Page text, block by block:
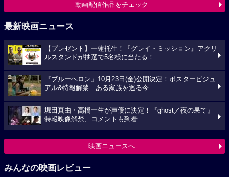
動画配信作品をチェック
最新映画ニュース
【プレゼント】一蓮托生！『グレイ・ミッション』アクリ
ルスタンドが抽選で5名様に当たる！
『ブルーヘロン』10月23日(金)公開決定！ポスタービジュ
アル&特報解禁―ある家族を巡る今...
堀田真由・高橋一生が声優に決定！『ghost／夜の果て』
特報映像解禁、コメントも到着
映画ニュースへ
みんなの映画レビュー